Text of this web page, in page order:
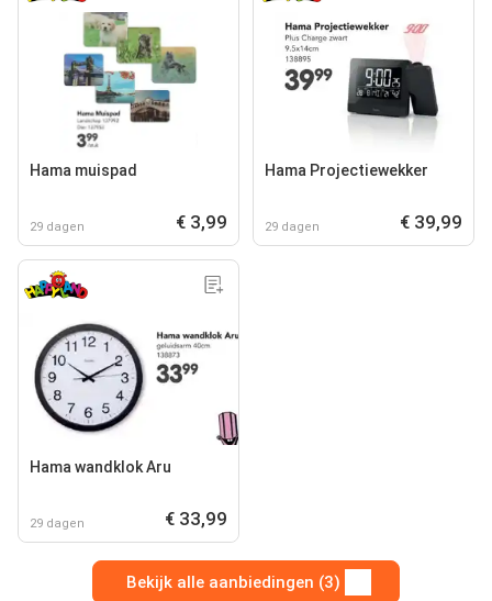
Hama muispad
29 dagen € 3,99
Hama Projectiewekker
29 dagen € 39,99
Hama wandklok Aru
29 dagen € 33,99
Bekijk alle aanbiedingen (3)